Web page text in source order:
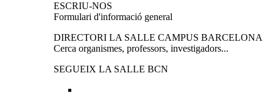
ESCRIU-NOS
Formulari d'informació general
DIRECTORI LA SALLE CAMPUS BARCELONA
Cerca organismes, professors, investigadors...
SEGUEIX LA SALLE BCN